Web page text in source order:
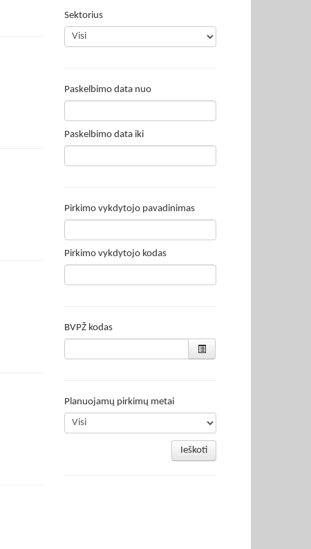
Sektorius
Paskelbimo data nuo
Paskelbimo data iki
Pirkimo vykdytojo pavadinimas
Pirkimo vykdytojo kodas
BVPŽ kodas
Planuojamų pirkimų metai
Ieškoti